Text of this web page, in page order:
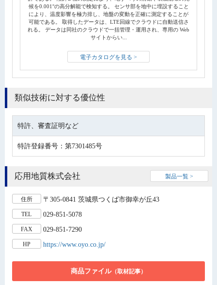
候を0.001°の高分解能で検知する。 センサ部を地中に埋設すること
により、温度影響を極力排し、地盤の変動を正確に測定することが
可能である。 取得したデータは、LTE回線でクラウドに自動送信さ
れる。 データは同社のクラウドで一括管理・運用され、専用の Web
サイトからい...
電子カタログを見る >
類似技術に対する優位性
特許、審査証明など
特許登録番号：第7301485号
応用地質株式会社 製品一覧 >
住所 〒305-0841 茨城県つくば市御幸が丘43
TEL 029-851-5078
FAX 029-851-7290
HP https://www.oyo.co.jp/
商品ファイル（取材記事）